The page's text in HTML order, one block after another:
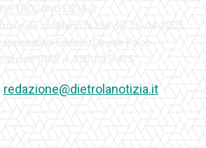
redazione@dietrolanotizia.it